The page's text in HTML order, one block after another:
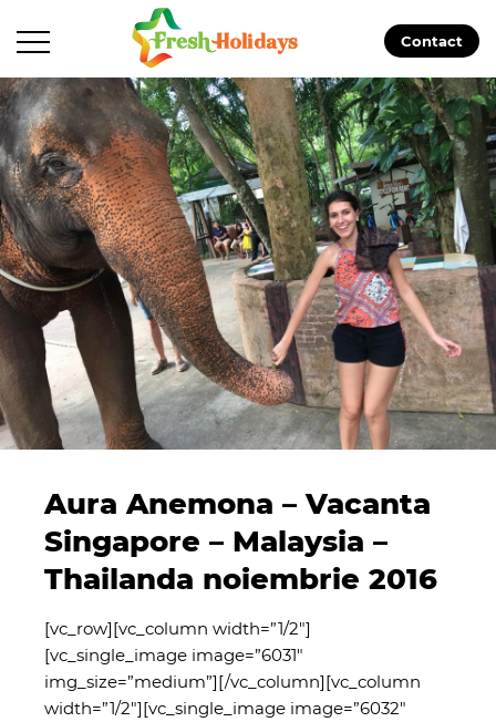
Contact
Aura Anemona – Vacanta
Singapore – Malaysia –
Thailanda noiembrie 2016
[vc_row][vc_column width=”1/2″]
[vc_single_image image=”6031″
img_size=”medium”][/vc_column][vc_column
width=”1/2″][vc_single_image image=”6032″